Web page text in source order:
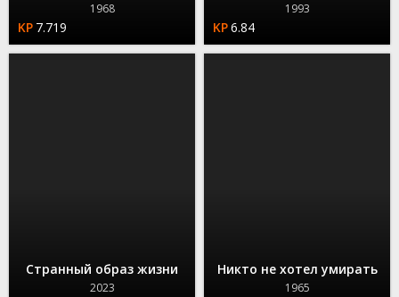
1968
7.719
1993
6.84
Странный образ жизни
2023
Никто не хотел умирать
1965